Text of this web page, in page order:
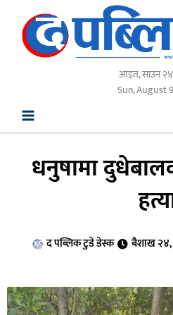
content
आइत, साउन
Sun, August
धनुषामा
द पब्लिक टुडे डेस्क बैशाख